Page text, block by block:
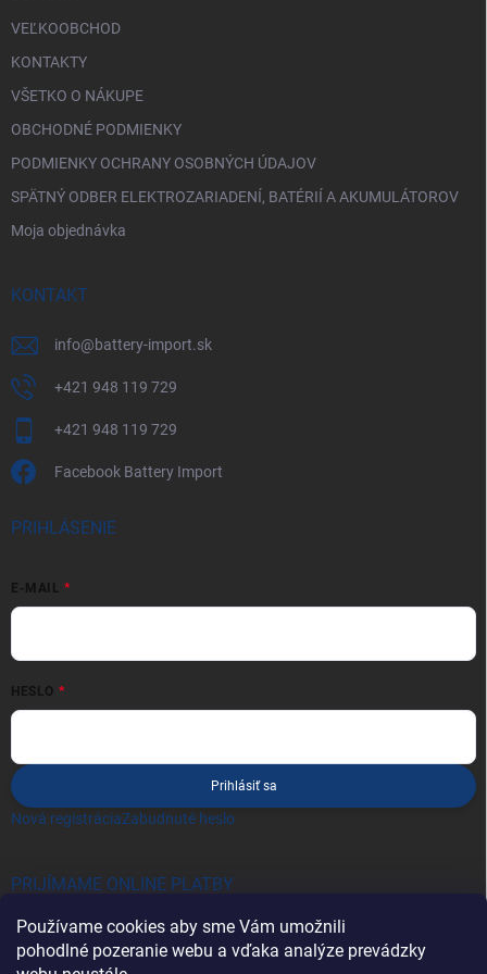
Používame cookies aby sme Vám umožnili
pohodlné pozeranie webu a vďaka analýze prevádzky
VEĽKOOBCHOD
KONTAKTY
VŠETKO O NÁKUPE
OBCHODNÉ PODMIENKY
PODMIENKY OCHRANY OSOBNÝCH ÚDAJOV
SPÄTNÝ ODBER ELEKTROZARIADENÍ, BATÉRIÍ A AKUMULÁTOROV
Moja objednávka
KONTAKT
info@battery-import.sk
+421 948 119 729
+421 948 119 729
Facebook Battery Import
PRIHLÁSENIE
E-MAIL
HESLO
Prihlásiť sa
Nová registráciaZabudnuté heslo
PRIJÍMAME ONLINE PLATBY